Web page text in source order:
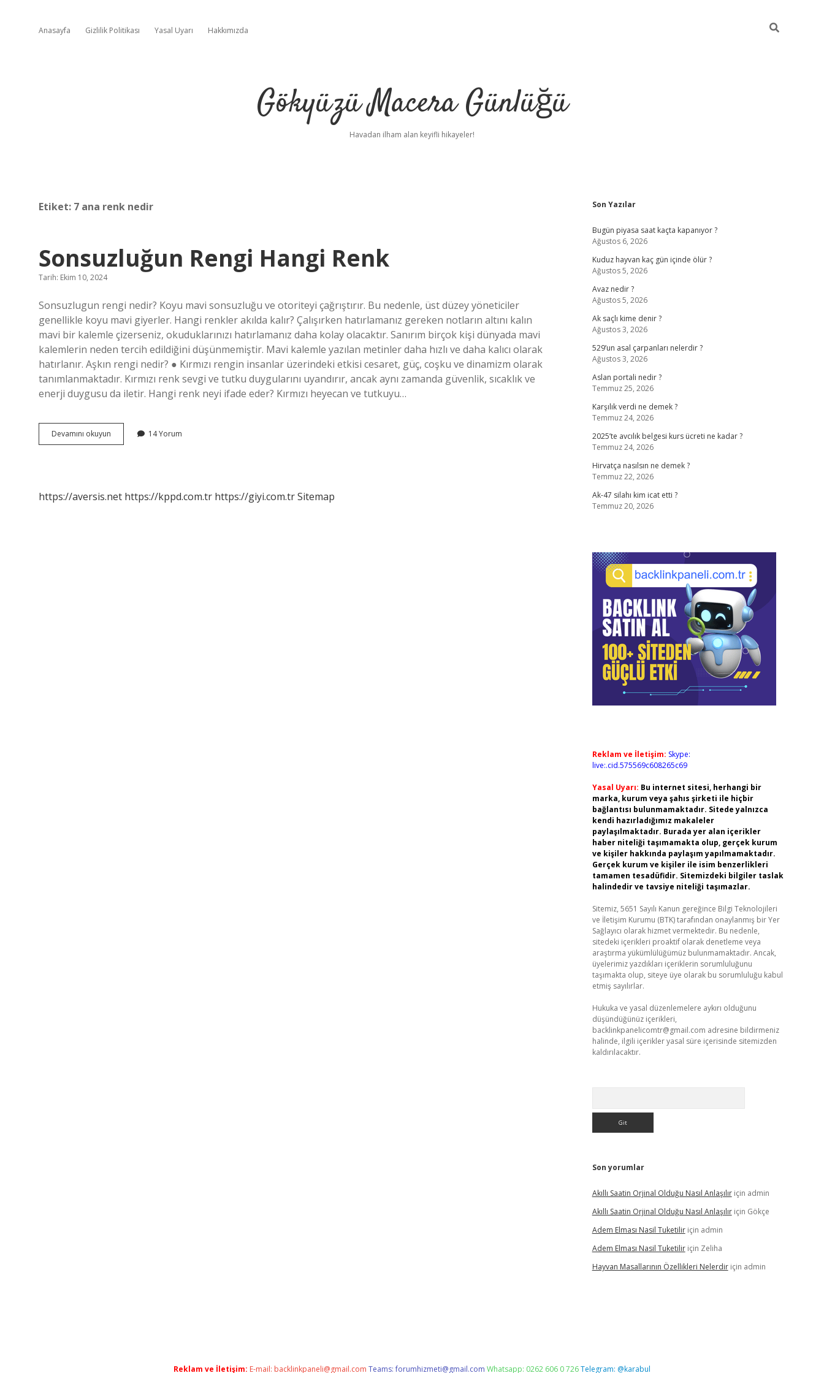
Anasayfa Gizlilik Politikası Yasal Uyarı Hakkımızda
Gökyüzü Macera Günlüğü
Havadan ilham alan keyifli hikayeler!
Etiket: 7 ana renk nedir
Sonsuzluğun Rengi Hangi Renk
Tarih: Ekim 10, 2024
Sonsuzlugun rengi nedir? Koyu mavi sonsuzluğu ve otoriteyi çağrıştırır. Bu nedenle, üst düzey yöneticiler
genellikle koyu mavi giyerler. Hangi renkler akılda kalır? Çalışırken hatırlamanız gereken notların altını kalın
mavi bir kalemle çizerseniz, okuduklarınızı hatırlamanız daha kolay olacaktır. Sanırım birçok kişi dünyada mavi
kalemlerin neden tercih edildiğini düşünmemiştir. Mavi kalemle yazılan metinler daha hızlı ve daha kalıcı olarak
hatırlanır. Aşkın rengi nedir? ● Kırmızı rengin insanlar üzerindeki etkisi cesaret, güç, coşku ve dinamizm olarak
tanımlanmaktadır. Kırmızı renk sevgi ve tutku duygularını uyandırır, ancak aynı zamanda güvenlik, sıcaklık ve
enerji duygusu da iletir. Hangi renk neyi ifade eder? Kırmızı heyecan ve tutkuyu…
Devamını okuyun Sonsuzluğun
Rengi
14 Yorum
https://aversis.net https://kppd.com.tr https://giyi.com.trSitemap
Sidebar
Son Yazılar
Bugün piyasa saat kaçta kapanıyor ?
Ağustos 6, 2026
Kuduz hayvan kaç gün içinde ölür ?
Ağustos 5, 2026
Avaz nedir ?
Ağustos 5, 2026
Ak saçlı kime denir ?
Ağustos 3, 2026
529’un asal çarpanları nelerdir ?
Ağustos 3, 2026
Aslan portali nedir ?
Temmuz 25, 2026
Karşılık verdi ne demek ?
Temmuz 24, 2026
2025’te avcılık belgesi kurs ücreti ne kadar ?
Temmuz 24, 2026
Hirvatça nasılsın ne demek ?
Temmuz 22, 2026
Ak-47 silahı kim icat etti ?
Temmuz 20, 2026
Reklam ve İletişim: Skype:
live:.cid.575569c608265c69
Yasal Uyarı: Bu internet sitesi, herhangi bir
marka, kurum veya şahıs şirketi ile hiçbir
bağlantısı bulunmamaktadır. Sitede yalnızca
kendi hazırladığımız makaleler
paylaşılmaktadır. Burada yer alan içerikler
haber niteliği taşımamakta olup, gerçek kurum
ve kişiler hakkında paylaşım yapılmamaktadır.
Gerçek kurum ve kişiler ile isim benzerlikleri
tamamen tesadüfidir. Sitemizdeki bilgiler taslak
halindedir ve tavsiye niteliği taşımazlar.
Sitemiz, 5651 Sayılı Kanun gereğince Bilgi Teknolojileri
ve İletişim Kurumu (BTK) tarafından onaylanmış bir Yer
Sağlayıcı olarak hizmet vermektedir. Bu nedenle,
sitedeki içerikleri proaktif olarak denetleme veya
araştırma yükümlülüğümüz bulunmamaktadır. Ancak,
üyelerimiz yazdıkları içeriklerin sorumluluğunu
taşımakta olup, siteye üye olarak bu sorumluluğu kabul
etmiş sayılırlar.
Hukuka ve yasal düzenlemelere aykırı olduğunu
düşündüğünüz içerikleri,
backlinkpanelicomtr@gmail.com adresine bildirmeniz
halinde, ilgili içerikler yasal süre içerisinde sitemizden
kaldırılacaktır.
Son yorumlar
Akıllı Saatin Orjinal Olduğu Nasıl Anlaşılıriçin admin
Akıllı Saatin Orjinal Olduğu Nasıl Anlaşılıriçin Gökçe
Adem Elması Nasil Tuketiliriçin admin
Adem Elması Nasil Tuketiliriçin Zeliha
Hayvan Masallarının Özellikleri Nelerdiriçin admin
Reklam ve İletişim: E-mail: backlinkpaneli@gmail.com Teams:forumhizmeti@gmail.com Whatsapp: 0262 606 0 726Telegram: @karabul